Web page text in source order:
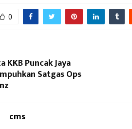
0
KKB Puncak Jaya
Satgas Ops
cms